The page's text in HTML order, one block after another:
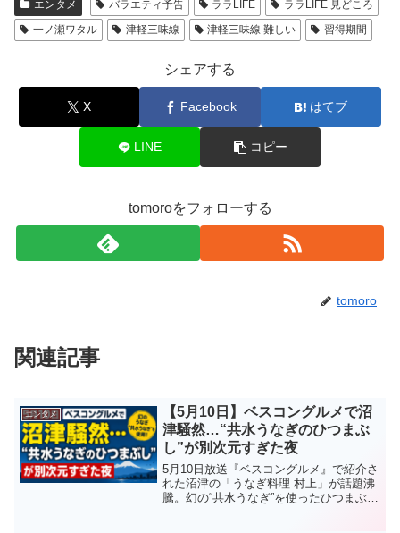
エンタメ バラエティ予告 ララLIFE
ララLIFE 見どころ
一ノ瀬ワタル
津軽三味線 津軽三味線 難しい 習得期間
シェアする
X Facebook はてブ
LINE コピー
tomoroをフォローする
tomoro
関連記事
エンタメ
【5月10日】ベスコングルメで沼
津騒然…“共水うなぎのひつまぶ
し”が別次元すぎた夜
5月10日放送『ベスコングルメ』で紹介さ
れた沼津の「うなぎ料理 村上」が話題沸
騰。幻の“共水うなぎ”を使ったひつまぶ